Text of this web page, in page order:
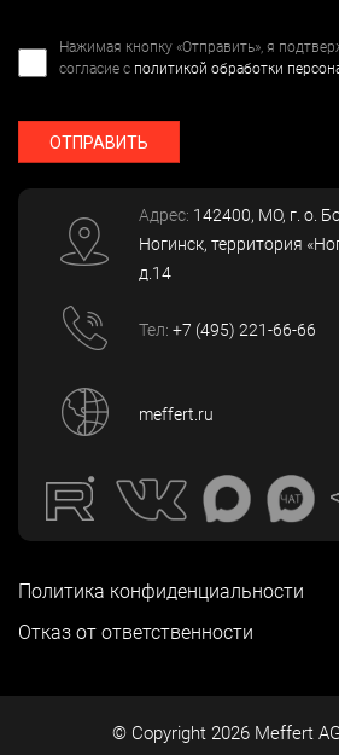
Нажимая кнопку «Отправить», я
согласие с политикой обработки
ОТПРАВИТЬ
Адрес: 142400, МО, г. о.
Ногинск, территория
д.14
Тел: +7 (495) 221-66-66
meffert.ru
Политика конфиденциальности
Отказ от ответственности
© Copyright 2026 Meffert